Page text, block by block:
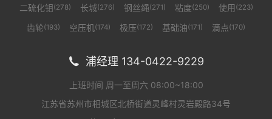
二硫化钼(278) 长城(276) 钢丝绳(271) 粘度(250) 使用(223)
齿轮(193) 空压机(174) 极压(172) 基础油(171) 滴点(170)
 浦经理 134-0422-9229
上班时间 周一至周六 08:00~18:00
江苏省苏州市相城区北桥街道灵峰村灵岩殿路34号